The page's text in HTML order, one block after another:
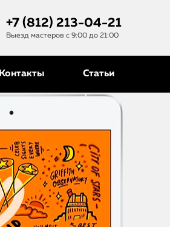
+7 (812) 213-04-21
Выезд мастеров с 9:00 до 21:00
Контакты Статьи